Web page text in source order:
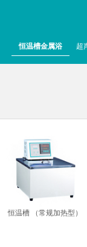
恒温槽金属浴 超
恒温槽 （常规加热型）